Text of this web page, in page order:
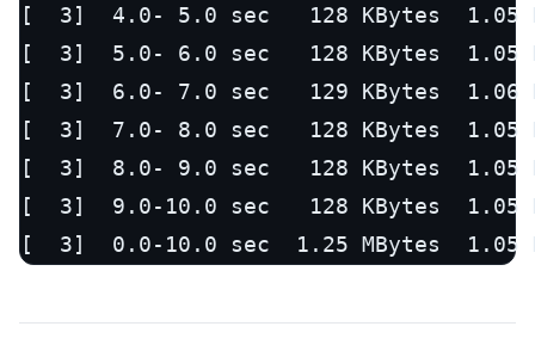
[  3]  4.0- 5.0 sec   128 KBytes  1.05
[  3]  5.0- 6.0 sec   128 KBytes  1.05
[  3]  6.0- 7.0 sec   129 KBytes  1.06
[  3]  7.0- 8.0 sec   128 KBytes  1.05
[  3]  8.0- 9.0 sec   128 KBytes  1.05
[  3]  9.0-10.0 sec   128 KBytes